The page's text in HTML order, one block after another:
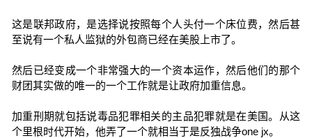
这是联邦政府，是选择说按照每个人头付一个床位费，然后甚
至说有一个私人监狱的外包商已经在美股上市了。
然后已经变成一个非常强大的一个资本运作，然后他们的那个
财团其实做的唯一的一个工作就是让政府加重信息。
加重刑期就包括说毒品犯罪相关的主品犯罪就是在美国。从这
个里根时代开始，他弄了一个就相当于是反独战争one jx。